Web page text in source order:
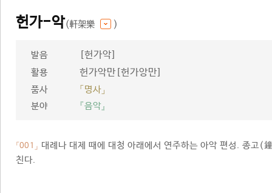
헌가-악(軒架樂 )
발음 [헌가악]
활용 헌가악만[헌가앙만]
품사
「명사」
분야
『음악』
「001」 대례나 대제 때에 대청 아래에서 연주하는 아악 편성. 종고(
친다.